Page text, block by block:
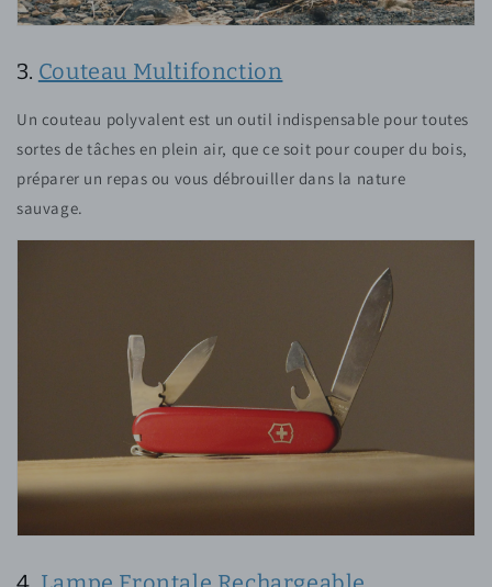
3. Couteau Multifonction
Un couteau polyvalent est un outil indispensable pour toutes
sortes de tâches en plein air, que ce soit pour couper du bois,
préparer un repas ou vous débrouiller dans la nature
sauvage.